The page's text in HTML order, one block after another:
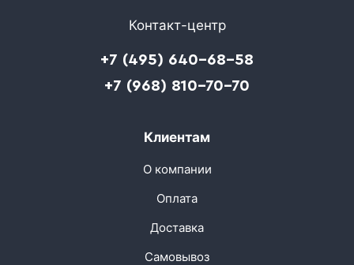
Контакт-центр
+7 (495) 640-68-58
+7 (968) 810-70-70
Клиентам
О компании
Оплата
Доставка
Самовывоз